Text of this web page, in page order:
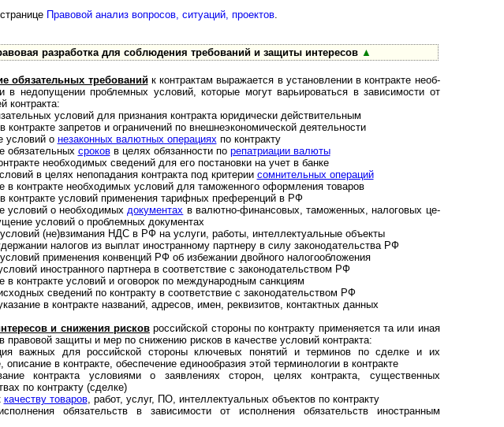
Правовой анализ вопросов, ситуаций, проектов.
разработка для соблюдения требований и защиты интересов ▲
обязательных требованийк контрактам выражается в установлении в контракте не­об­
в недопущении проблемных условий, которые могут варьироваться в зависимости от
контракта:
условий для признания контракта юридически действительным
контракте запретов и ограничений по внеш­не­эко­но­ми­чес­кой деятельности
условий о незаконных валютных операциях по контракту
обязательных сроковв целях обязанности по репатриации валюты
необходимых сведений для его постановки на учет в банке
в целях непопадания контракта под критерии сомнительных операций
в контракте необходимых условий для таможенного оформления товаров
контракте условий применения тарифных преференций в РФ
условий о необходимых документах в валютно-финансовых, таможенных, налоговых це­
условий о проблемных документах
(не)взимания НДС в РФ на услуги, работы, интеллектуальные объекты
налогов из выплат иностранному партнеру в силу законодательства РФ
применения конвенций РФ об избежании двойного налогообложения
иностранного партнера в соответствие с законодательством РФ
в контракте условий и оговорок по международным санкциям
сведений по контракту в соответствие с законодательством РФ
в контракте названий, адресов, имен, реквизитов, контактных данных
и снижения рисков российской стороны по контракту применяется та или иная
правовой защиты и мер по снижению рисков в качестве условий контракта:
важных для российской стороны ключевых понятий и терминов по сделке и их
описание в контракте, обеспечение единообразия этой терминологии в контракте
контракта условиями о заявлениях сторон, целях контракта, существенных
по контракту (сделке)
качеству товаров, работ, услуг, ПО, интеллектуальных объектов по контракту
обязательств в зависимости от исполнения обязательств иностранным